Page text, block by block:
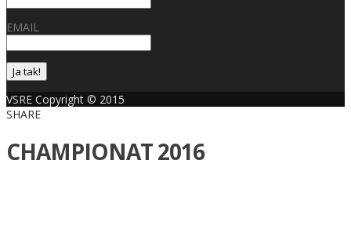
EMAIL
Ja tak!
VSRE Copyright © 2015
SHARE
CHAMPIONAT 2016